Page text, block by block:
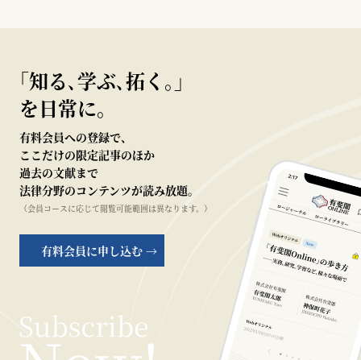
｢知る､学ぶ､拓く｡｣
を日常に。
有料会員への登録で、
ここだけの限定記事のほか
過去の文献まで
法律分野のコンテンツが読み放題。
（会員コースに応じて閲覧可能範囲は異なります。）
有料会員に申し込む →